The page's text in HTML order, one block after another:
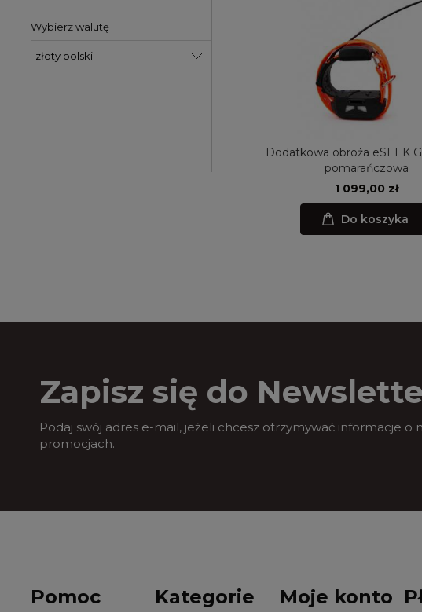
Wybierz walutę
Dodatkowa obroża eSEEK
pomarańczowa
1 099,00 zł
Do koszyka
Zapisz się do
Podaj swój adres e-mail, jeżeli chcesz otrzymywać informacje o
promocjach.
Pomoc Kategorie Moje konto